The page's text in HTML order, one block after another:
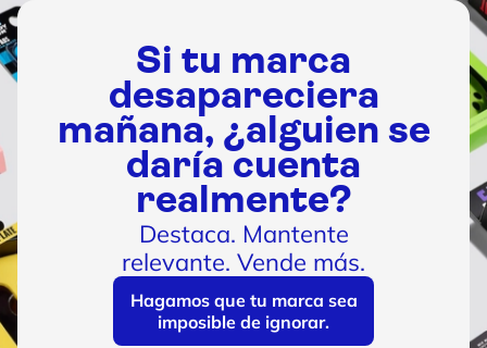
Si tu marca
desapareciera
mañana, ¿alguien se
daría cuenta
realmente?
Destaca. Mantente
relevante. Vende más.
Hagamos que tu marca sea
imposible de ignorar.